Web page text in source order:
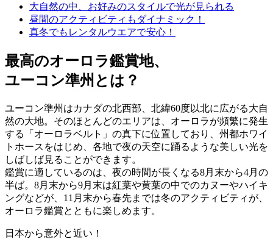
大自然の中、お好みのスタイルで光が見られる
昼間のアクティビティもダイナミック！
真冬でもレンタルウエアで安心！
最高のオーロラ鑑賞地、
ユーコン準州とは？
ユーコン準州はカナダの北西部、北緯60度以北に広がる大自
然の大地。そのほとんどのエリアは、オーロラが頻繁に発生
する「オーロラベルト」の真下に位置しており、州都ホワイ
トホースをはじめ、各地で夜の天空に踊るような美しい光を
しばしば見ることができます。
鑑賞に適しているのは、夜の時間が長くなる8月末から4月の
半ば。8月末から9月末は紅葉や黄葉の中でのカヌーやハイキ
ングなどが、11月末から春先までは冬のアクティビティが、
オーロラ鑑賞とともに楽しめます。
日本から意外と近い！